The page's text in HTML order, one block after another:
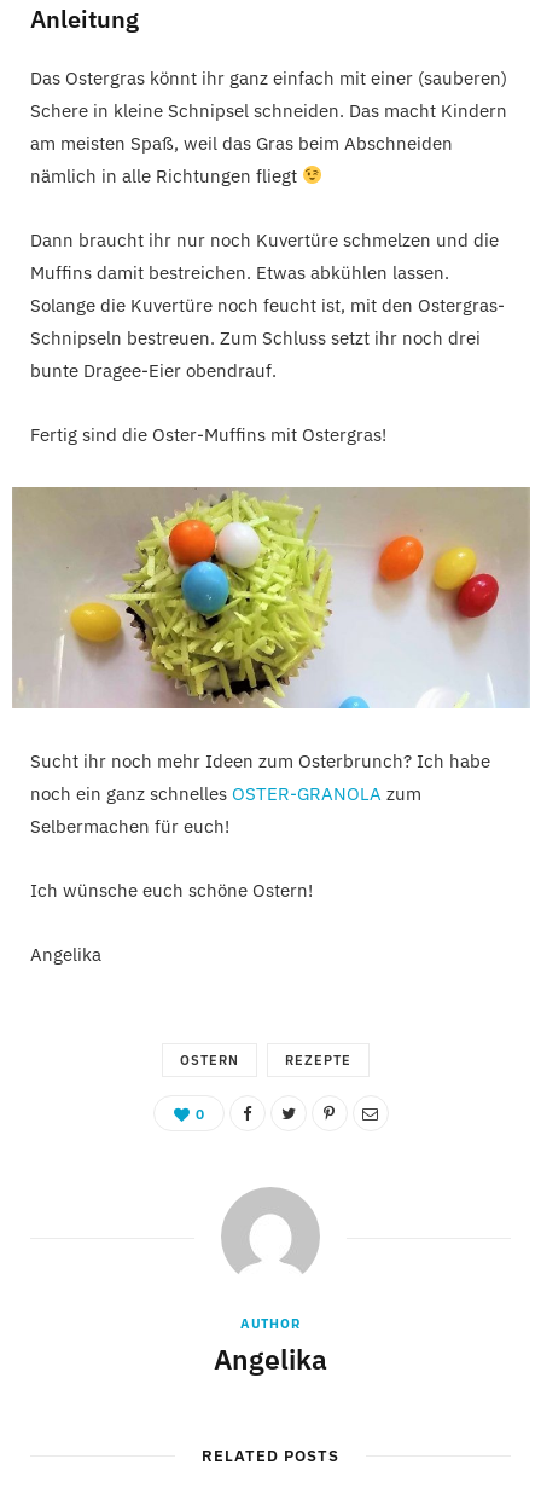
Anleitung
Das Ostergras könnt ihr ganz einfach mit einer (sauberen)
Schere in kleine Schnipsel schneiden. Das macht Kindern
am meisten Spaß, weil das Gras beim Abschneiden
nämlich in alle Richtungen fliegt
Dann braucht ihr nur noch Kuvertüre schmelzen und die
Muffins damit bestreichen. Etwas abkühlen lassen.
Solange die Kuvertüre noch feucht ist, mit den Ostergras-
Schnipseln bestreuen. Zum Schluss setzt ihr noch drei
bunte Dragee-Eier obendrauf.
Fertig sind die Oster-Muffins mit Ostergras!
Sucht ihr noch mehr Ideen zum Osterbrunch? Ich habe
noch ein ganz schnelles OSTER-GRANOLA zum
Selbermachen für euch!
Ich wünsche euch schöne Ostern!
Angelika
OSTERN REZEPTE
0
AUTHOR
Angelika
RELATED POSTS